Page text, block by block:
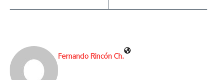
Fernando Rincón Ch.